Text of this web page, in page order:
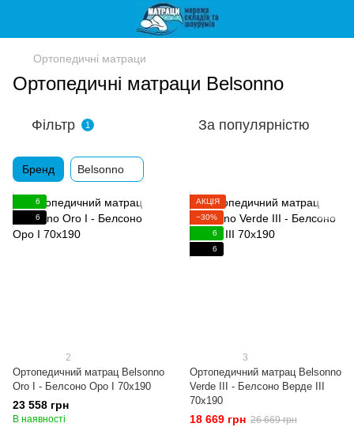
Ортопедичні матраци
Ортопедичні матраци Belsonno
Фільтр 1 За популярністю
Бренд Belsonno
6
6
2
Ортопедичний матрац Belsonno
Oro I - Белсоно Оро I 70x190
23 558 грн
В наявності
АКЦІЯ
−30%
6
6
3
Ортопедичний матрац Belsonno
Verde III - Белсоно Верде III
70x190
18 669 грн 26 669 грн